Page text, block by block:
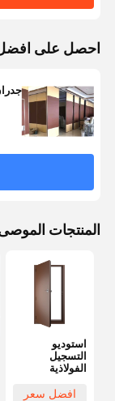
احصل على
المنتجات الموصى
استوديو
التسجيل
الفولاذية
الباب السينما
افضل سعر